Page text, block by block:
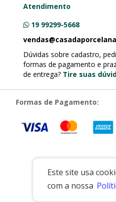
Este site usa
com a nossa
Atendimento
19 99299-5668
Dúvidas sobre cadastro,
formas de pagamento e
de entrega? Tire suas
Formas de Pagamento: